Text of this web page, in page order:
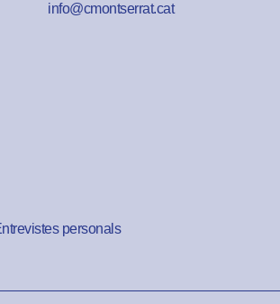
info@cmontserrat.cat
personals